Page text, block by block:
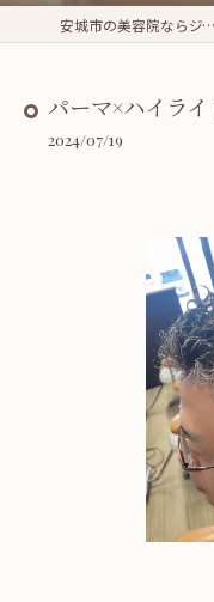
安城市の美容院ならジュビレ
パーマ×ハイラ
2024/07/19